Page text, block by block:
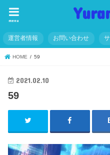
menu
運営者情報 お問い合わせ
HOME 59
2021.02.10
59